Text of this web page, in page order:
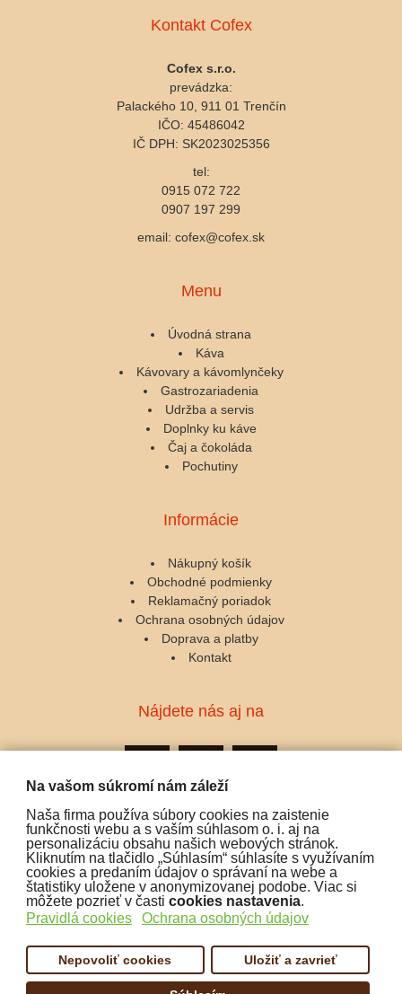
Na vašom súkromí nám záleží
Naša firma používa súbory cookies na zaistenie
funkčnosti webu a s vaším súhlasom o. i. aj na
personalizáciu obsahu našich webových stránok.
Kliknutím na tlačidlo „Súhlasím“ súhlasíte s využívaním
cookies a predaním údajov o správaní na webe a
štatistiky uložene v anonymizovanej podobe. Viac si
môžete pozrieť v časti cookies nastavenia.
Pravidlá cookies
Ochrana osobných údajov
Nepovoliť cookies Uložiť a zavrieť
Kontakt Cofex
Cofex s.r.o.
prevádzka:
Palackého 10, 911 01 Trenčín
IČO: 45486042
IČ DPH: SK2023025356
tel:
0915 072 722
0907 197 299
email: cofex@cofex.sk
Menu
Úvodná strana
Káva
Kávovary a kávomlynčeky
Gastrozariadenia
Udržba a servis
Doplnky ku káve
Čaj a čokoláda
Pochutiny
Informácie
Nákupný košík
Obchodné podmienky
Reklamačný poriadok
Ochrana osobných údajov
Doprava a platby
Kontakt
Nájdete nás aj na
Podporujeme platby: